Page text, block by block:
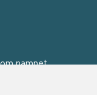
namnet
idag en stor
hög